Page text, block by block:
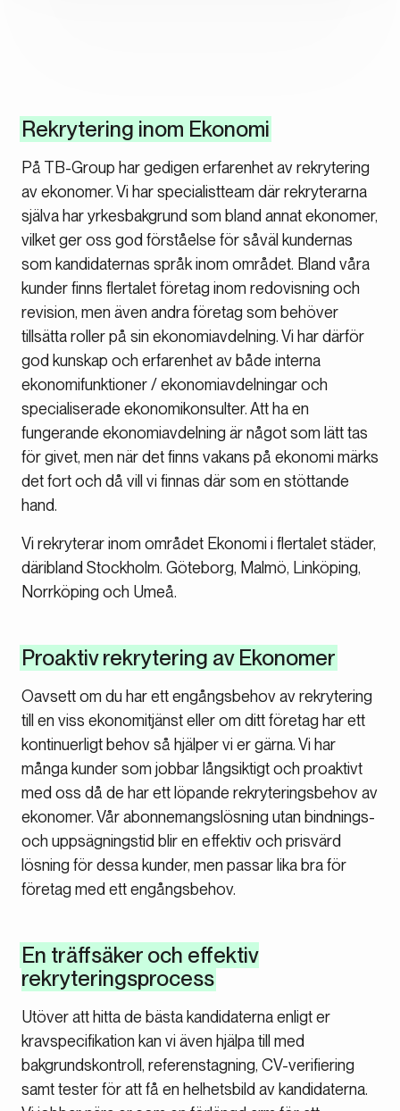
Rekrytering inom Ekonomi
På TB-Group har gedigen erfarenhet av rekrytering
av ekonomer. Vi har specialistteam där rekryterarna
själva har yrkesbakgrund som bland annat ekonomer,
vilket ger oss god förståelse för såväl kundernas
som kandidaternas språk inom området. Bland våra
kunder finns flertalet företag inom redovisning och
revision, men även andra företag som behöver
tillsätta roller på sin ekonomiavdelning. Vi har därför
god kunskap och erfarenhet av både interna
ekonomifunktioner / ekonomiavdelningar och
specialiserade ekonomikonsulter. Att ha en
fungerande ekonomiavdelning är något som lätt tas
för givet, men när det finns vakans på ekonomi märks
det fort och då vill vi finnas där som en stöttande
hand.
Vi rekryterar inom området Ekonomi i flertalet städer,
däribland Stockholm. Göteborg, Malmö, Linköping,
Norrköping och Umeå.
Proaktiv rekrytering av Ekonomer
Oavsett om du har ett engångsbehov av rekrytering
till en viss ekonomitjänst eller om ditt företag har ett
kontinuerligt behov så hjälper vi er gärna. Vi har
många kunder som jobbar långsiktigt och proaktivt
med oss då de har ett löpande rekryteringsbehov av
ekonomer. Vår abonnemangslösning utan bindnings-
och uppsägningstid blir en effektiv och prisvärd
lösning för dessa kunder, men passar lika bra för
företag med ett engångsbehov.
En träffsäker och effektiv
rekryteringsprocess
Utöver att hitta de bästa kandidaterna enligt er
kravspecifikation kan vi även hjälpa till med
bakgrundskontroll, referenstagning, CV-verifiering
samt tester för att få en helhetsbild av kandidaterna.